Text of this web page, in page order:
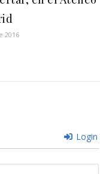
2016
Login